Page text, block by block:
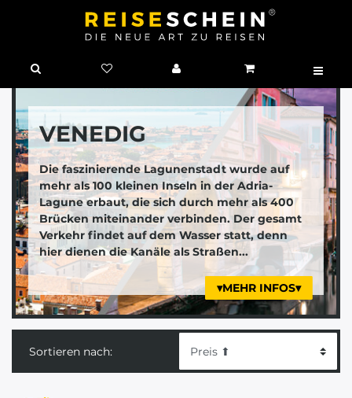
VENEDIG
Die faszinierende Lagunenstadt wurde auf
mehr als 100 kleinen Inseln in der Adria-
Lagune erbaut, die sich durch mehr als 400
Brücken miteinander verbinden. Der gesamt
Verkehr findet auf dem Wasser statt, denn
hier dienen die Kanäle als Straßen...
▾MEHR INFOS▾
Sortieren nach: